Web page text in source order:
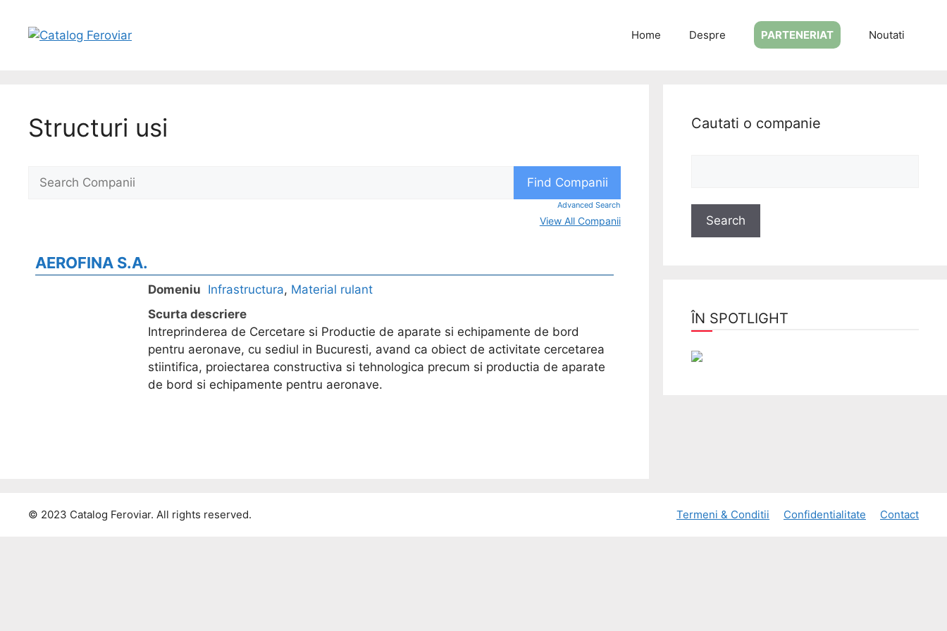
Home Despre PARTENERIAT Noutati
Structuri usi
Advanced Search
View All Companii
AEROFINA S.A.
Domeniu Infrastructura, Material rulant
Scurta descriere
Intreprinderea de Cercetare si Productie de aparate si echipamente de bord
pentru aeronave, cu sediul in Bucuresti, avand ca obiect de activitate cercetarea
stiintifica, proiectarea constructiva si tehnologica precum si productia de aparate
de bord si echipamente pentru aeronave.
Cautati o companie
ÎN SPOTLIGHT
Termeni & Conditii Confidentialitate Contact
© 2023 Catalog Feroviar. All rights reserved.